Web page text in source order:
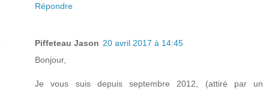
Répondre
Piffeteau Jason 20 avril 2017 à 14:45
Bonjour,
Je vous suis depuis septembre 2012, (attiré par un